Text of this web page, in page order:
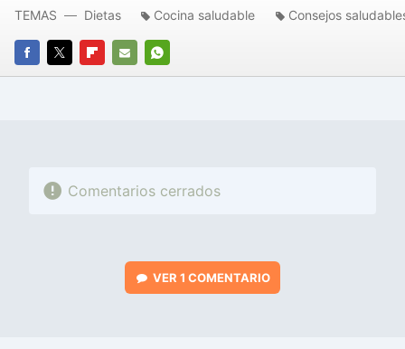
FACEBOOK
TWITTERFLIPBOARD
E-
WHATSAPP
TEMAS Dietas Cocina saludable Consejos
Comentarios cerrados
VER 1 COMENTARIO